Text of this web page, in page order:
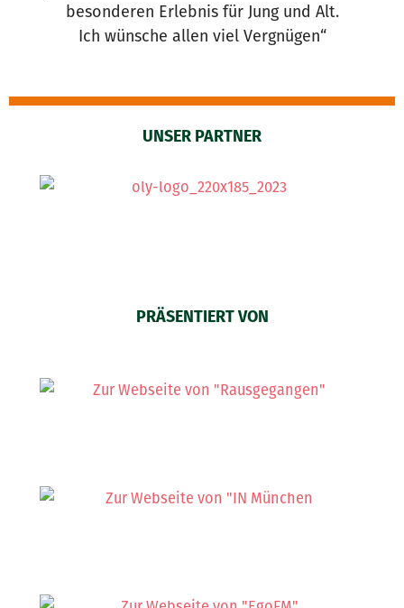
besonderen Erlebnis für Jung und Alt.
Ich wünsche allen viel Vergnügen“
UNSER PARTNER
PRÄSENTIERT VON